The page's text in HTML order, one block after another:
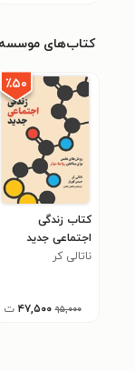
کتاب‌های موسسه
٪۵۰
کتاب زندگی
اجتماعی جدید
ناتالی کر
۹۵,۰۰۰ ۴۷,۵۰۰ ت